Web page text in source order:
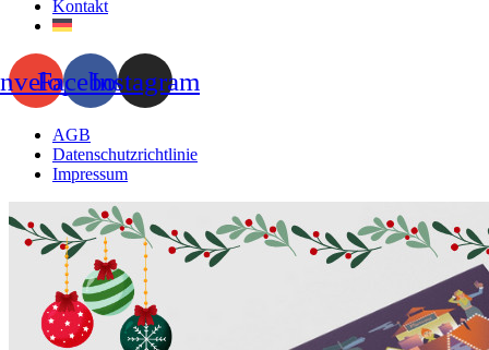
Kontakt
FacebookInstagram
AGB
Datenschutzrichtlinie
Impressum